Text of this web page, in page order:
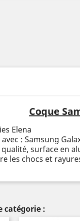
Coque
Elena
: Samsung
surface en
les chocs et
catégorie :